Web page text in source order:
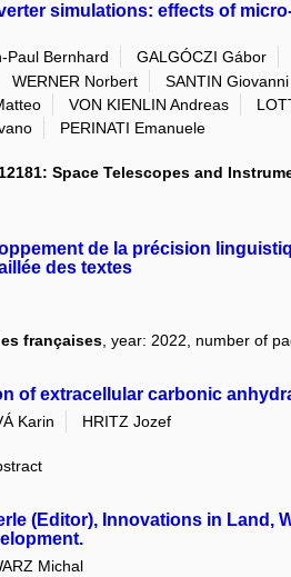
simulations: effects of
Paul Bernhard GALGÓCZI Gábor
WERNER Norbert SANTIN Giovanni
VON KIENLIN Andreas
PERINATI Emanuele
Space Telescopes and
de la précision
des textes
françaises , year: 2022, number of
of extracellular carbonic
Karin
HRITZ Jozef
(Editor), Innovations in Land,
Michal